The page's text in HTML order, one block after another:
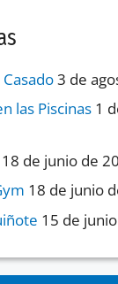
3 de
las Piscinas 1
18 de junio de
18 de junio
15 de